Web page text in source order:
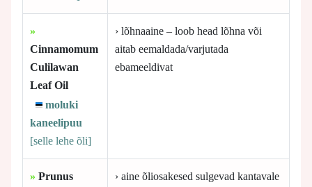
»
Cinnamomum
Culilawan
Leaf Oil
moluki
kaneelipuu
[selle lehe õli]
› lõhnaaine – loob head lõhna või
aitab eemaldada/varjutada
ebameeldivat
» Prunus
› aine õliosakesed sulgevad kantavale